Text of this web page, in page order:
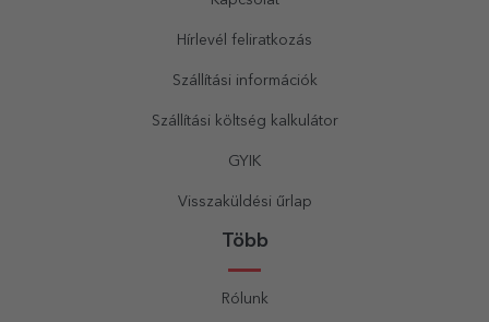
Hírlevél feliratkozás
Szállítási információk
Szállítási költség kalkulátor
GYIK
Visszaküldési űrlap
Több
Rólunk